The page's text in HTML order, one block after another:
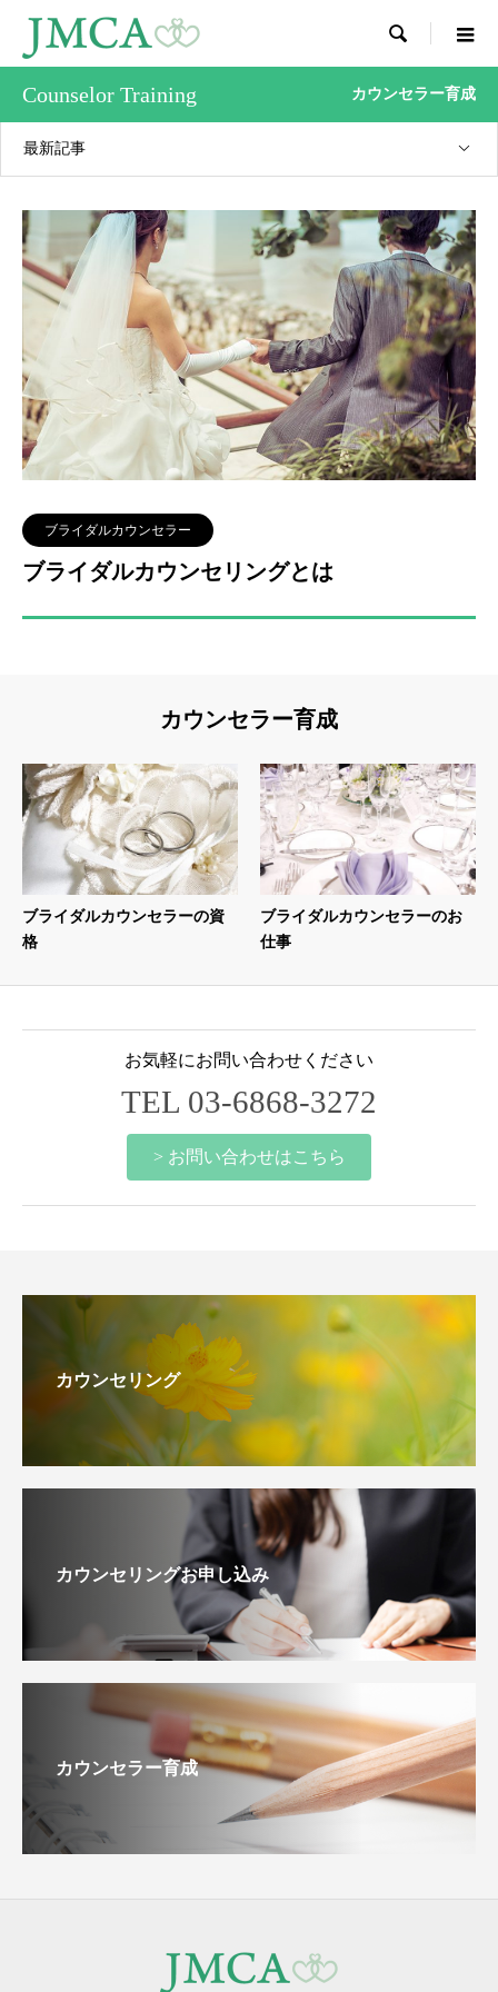

Counselor Training カウンセラー育成
最新記事
ブライダルカウンセラー
ブライダルカウンセリングとは
カウンセラー育成
ブライダルカウンセラーの資
格
ブライダルカウンセラーのお
仕事
お気軽にお問い合わせください
TEL 03-6868-3272
> お問い合わせはこちら
カウンセリング
カウンセリングお申し込み
カウンセラー育成